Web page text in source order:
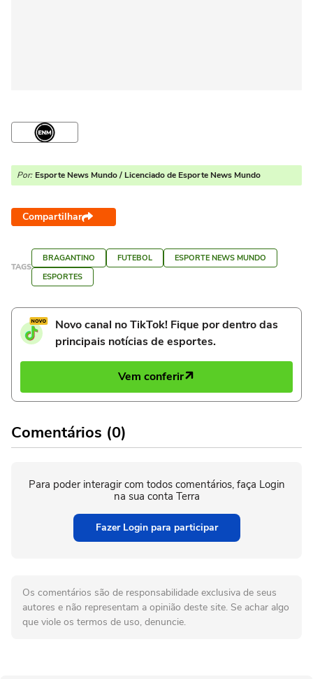
Por: Esporte News Mundo / Licenciado de Esporte News Mundo
Compartilhar
TAGS
BRAGANTINO FUTEBOL
ESPORTE NEWS MUNDO
ESPORTES
Novo canal no TikTok! Fique por dentro das
principais notícias de esportes.
Vem conferir
Comentários (0)
Para poder interagir com todos comentários, faça Login
na sua conta Terra
Fazer Login para participar
Os comentários são de responsabilidade exclusiva de seus
autores e não representam a opinião deste site. Se achar algo
que viole os termos de uso, denuncie.